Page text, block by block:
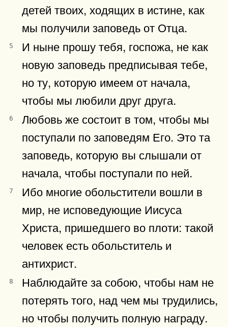
детей твоих, ходящих в истине, как
мы получили заповедь от Отца.
5
И ныне прошу тебя, госпожа, не как
новую заповедь предписывая тебе,
но ту, которую имеем от начала,
чтобы мы любили друг друга.
6
Любовь же состоит в том, чтобы мы
поступали по заповедям Его. Это та
заповедь, которую вы слышали от
начала, чтобы поступали по ней.
7
Ибо многие обольстители вошли в
мир, не исповедующие Иисуса
Христа, пришедшего во плоти: такой
человек есть обольститель и
антихрист.
8
Наблюдайте за собою, чтобы нам не
потерять того, над чем мы трудились,
но чтобы получить полную награду.